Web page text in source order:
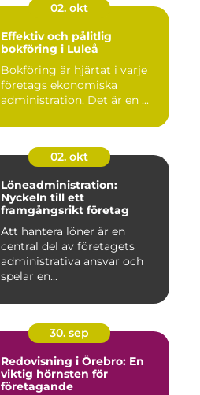
02. okt
Effektiv och pålitlig
bokföring i Luleå
Bokföring är hjärtat i varje
företags ekonomiska
administration. Det är en ...
02. okt
Löneadministration:
Nyckeln till ett
framgångsrikt företag
Att hantera löner är en
central del av företagets
administrativa ansvar och
spelar en...
30. sep
Redovisning i Örebro: En
viktig hörnsten för
företagande